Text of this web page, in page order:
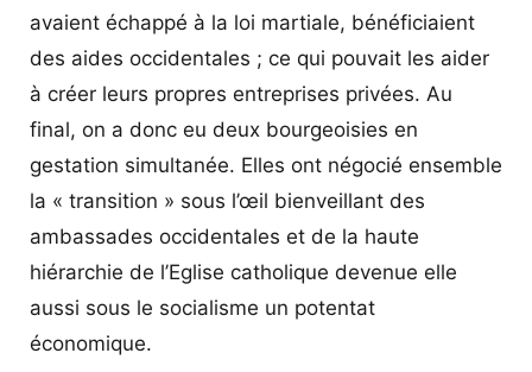
avaient échappé à la loi martiale, bénéficiaient
des aides occidentales ; ce qui pouvait les aider
à créer leurs propres entreprises privées. Au
final, on a donc eu deux bourgeoisies en
gestation simultanée. Elles ont négocié ensemble
la « transition » sous l’œil bienveillant des
ambassades occidentales et de la haute
hiérarchie de l’Eglise catholique devenue elle
aussi sous le socialisme un potentat
économique.